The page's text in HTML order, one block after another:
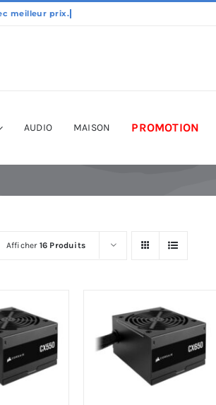
AUDIO MAISON PROMOTION
Afficher 16 Produits